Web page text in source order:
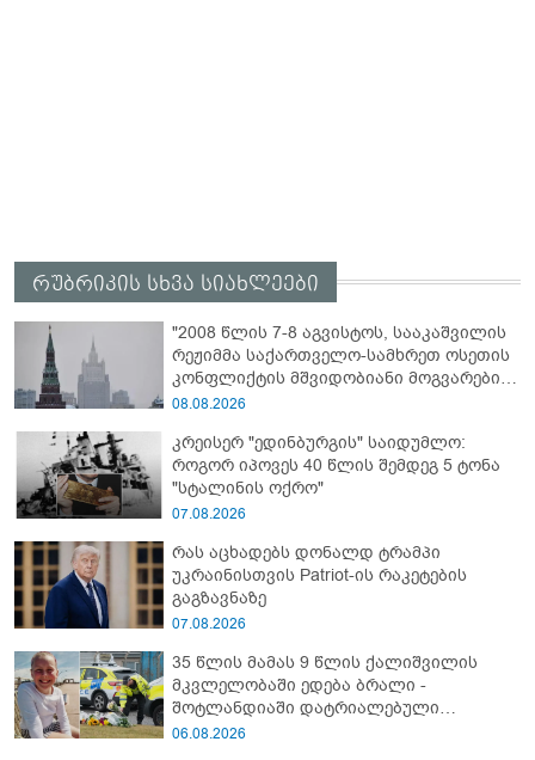
რუბრიკის სხვა სიახლეები
"2008 წლის 7-8 აგვისტოს, სააკაშვილის
რეჟიმმა საქართველო-სამხრეთ ოსეთის
კონფლიქტის მშვიდობიანი მოგვარების
შესახებ ყველა შეთანხმების დარღვევით,
აგრესია განახორციელა" - რუსეთის
საგარეო უწყება
08.08.2026
კრეისერ "ედინბურგის" საიდუმლო:
როგორ იპოვეს 40 წლის შემდეგ 5 ტონა
"სტალინის ოქრო"
07.08.2026
რას აცხადებს დონალდ ტრამპი
უკრაინისთვის Patriot-ის რაკეტების
გაგზავნაზე
07.08.2026
35 წლის მამას 9 წლის ქალიშვილის
მკვლელობაში ედება ბრალი -
შოტლანდიაში დატრიალებული
ტრაგედიის დეტალები
06.08.2026